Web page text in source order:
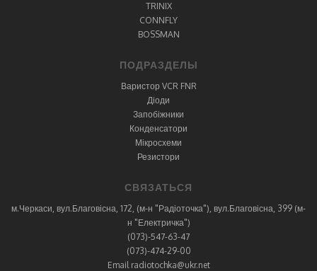
TRINIX
CONNFLY
BOSSMAN
ПОДРАЗДЕЛЫ
Варистор VCR FNR
Діоди
Запобіжники
Конденсатори
Мікросхеми
Резистори
СВЯЗАТЬСЯ
м.Черкаси, вул.Благовісна, 172, (м-н "Радіоточка"), вул.Благовісна, 399 (м-
н "Електричка")
(073)-547-63-47
(073)-474-29-00
Email radiotochka@ukr.net